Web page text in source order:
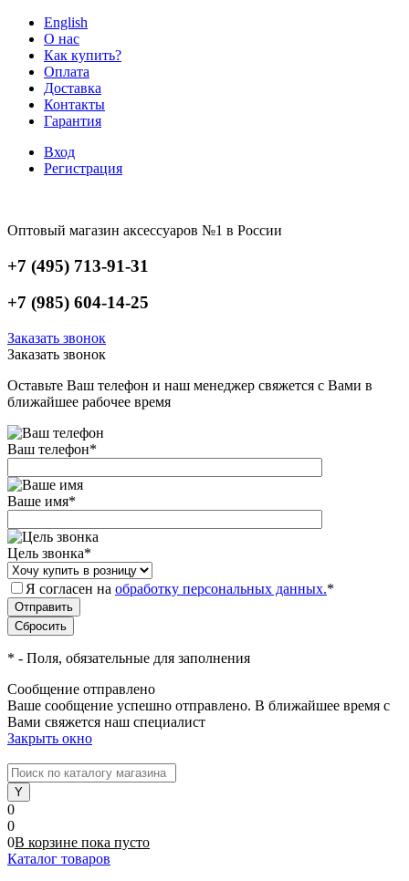
English
О нас
Как купить?
Оплата
Доставка
Контакты
Гарантия
Вход
Регистрация
Оптовый магазин аксессуаров №1 в России
+7 (495) 713-91-31
+7 (985) 604-14-25
Заказать звонок
Заказать звонок
Оставьте Ваш телефон и наш менеджер свяжется с Вами в
ближайшее рабочее время
Ваш телефон*
Ваше имя*
Цель звонка*
Я согласен на обработку персональных данных.*
* - Поля, обязательные для заполнения
Сообщение отправлено
Ваше сообщение успешно отправлено. В ближайшее время с
Вами свяжется наш специалист
Закрыть окно
0
0
0В корзине пока пусто
Каталог товаров